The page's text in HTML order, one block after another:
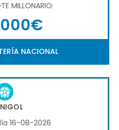
MILLONARIO:
NACIONAL
16-08-2026